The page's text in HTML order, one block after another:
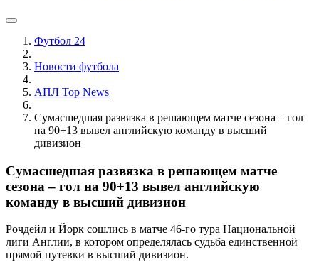
Футбол 24
Новости футбола
АПЛ Top News
Сумасшедшая развязка в решающем матче сезона – гол
на 90+13 вывел английскую команду в высший
дивизион
Сумасшедшая развязка в решающем матче
сезона – гол на 90+13 вывел английскую
команду в высший дивизион
Рочдейл и Йорк сошлись в матче 46-го тура Национальной
лиги Англии, в котором определялась судьба единственной
прямой путевки в высший дивизион.